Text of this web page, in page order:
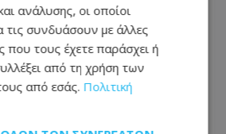
φθάνει σήμερα η
τη Βρετανία που
για τον εμπρησμό στη
ανάλυσης, οι οποίοι
τις συνδυάσουν με άλλες
που τους έχετε παράσχει ή
από τη χρήση των
από εσάς. Πολιτική